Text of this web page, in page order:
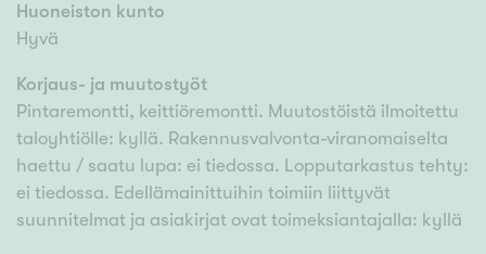
Huoneiston kunto
Hyvä
Korjaus- ja muutostyöt
Pintaremontti, keittiöremontti. Muutostöistä ilmoitettu
taloyhtiölle: kyllä. Rakennusvalvonta-viranomaiselta
haettu / saatu lupa: ei tiedossa. Lopputarkastus tehty:
ei tiedossa. Edellämainittuihin toimiin liittyvät
suunnitelmat ja asiakirjat ovat toimeksiantajalla: kyllä